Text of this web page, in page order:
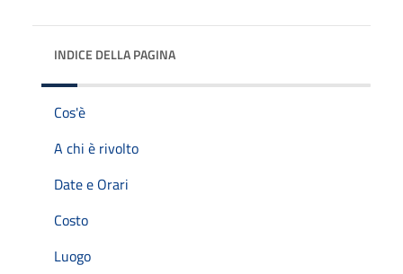
INDICE DELLA PAGINA
Cos'è
A chi è rivolto
Date e Orari
Costo
Luogo